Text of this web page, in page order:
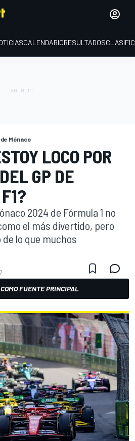
CALENDARIORESULTADOS
de Mónaco
LOCO POR
GP DE
2024 de Fórmula 1 no
el más divertido, pero
lo que muchos
FUENTE PRINCIPAL